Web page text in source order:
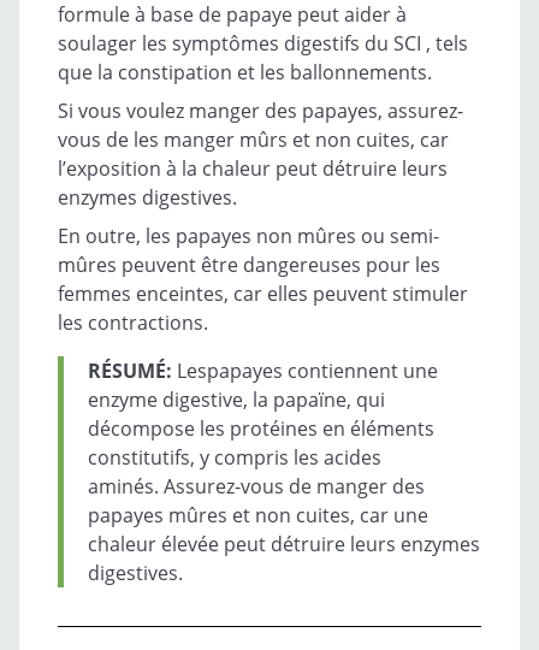
formule à base de papaye peut aider à
soulager les symptômes digestifs du SCI , tels
que la constipation et les ballonnements.
Si vous voulez manger des papayes, assurez-
vous de les manger mûrs et non cuites, car
l’exposition à la chaleur peut détruire leurs
enzymes digestives.
En outre, les papayes non mûres ou semi-
mûres peuvent être dangereuses pour les
femmes enceintes, car elles peuvent stimuler
les contractions.
RÉSUMÉ: Lespapayes contiennent une
enzyme digestive, la papaïne, qui
décompose les protéines en éléments
constitutifs, y compris les acides
aminés. Assurez-vous de manger des
papayes mûres et non cuites, car une
chaleur élevée peut détruire leurs enzymes
digestives.